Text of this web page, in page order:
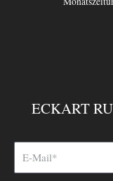
ECKART